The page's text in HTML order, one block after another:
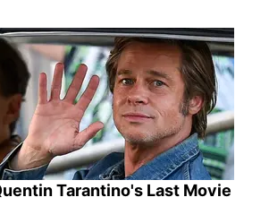
Tarantino's Last Movie